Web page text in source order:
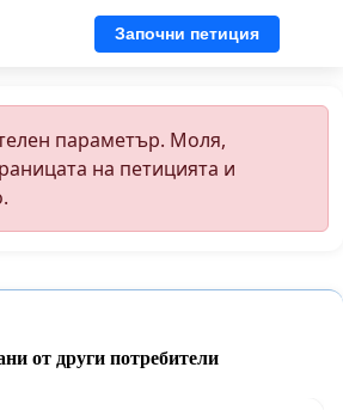
Започни петиция
параметър. Моля,
на петицията и
от други потребители